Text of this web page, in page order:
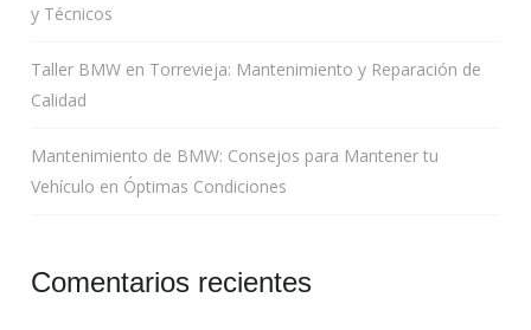
y Técnicos
Taller BMW en Torrevieja: Mantenimiento y Reparación de
Calidad
Mantenimiento de BMW: Consejos para Mantener tu
Vehículo en Óptimas Condiciones
Comentarios recientes